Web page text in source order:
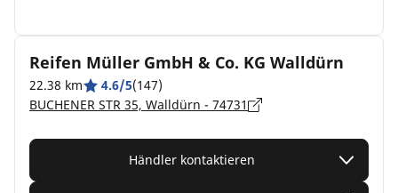
Reifen Müller GmbH & Co. KG Walldürn
22.38 km 4.6/5(147)
BUCHENER STR 35, Walldürn - 74731
Händler kontaktieren